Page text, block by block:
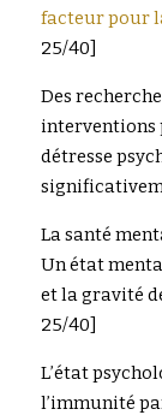
facteur pour
25/40]
Des
interventions
détresse
La santé
Un état
et la gravité
25/40]
L’état
l’immunité